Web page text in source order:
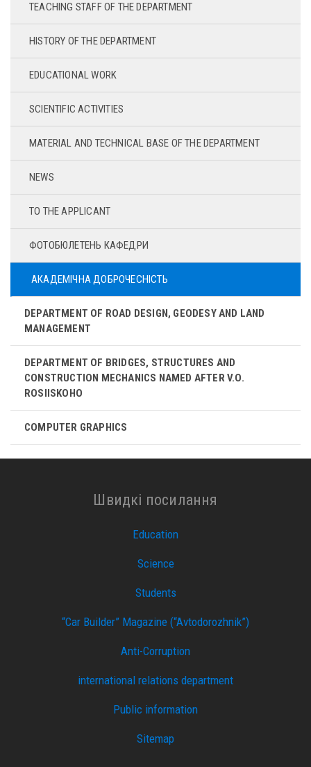
TEACHING STAFF OF THE DEPARTMENT
HISTORY OF THE DEPARTMENT
EDUCATIONAL WORK
SCIENTIFIC ACTIVITIES
MATERIAL AND TECHNICAL BASE OF THE DEPARTMENT
NEWS
TO THE APPLICANT
ФОТОБЮЛЕТЕНЬ КАФЕДРИ
АКАДЕМІЧНА ДОБРОЧЕСНІСТЬ
DEPARTMENT OF ROAD DESIGN, GEODESY AND LAND
MANAGEMENT
DEPARTMENT OF BRIDGES, STRUCTURES AND
CONSTRUCTION MECHANICS NAMED AFTER V.O.
ROSIISKOHO
COMPUTER GRAPHICS
Швидкі посилання
Education
Science
Students
“Car Builder” Magazine (“Avtodorozhnik”)
Anti-Corruption
international relations department
Public information
Sitemap